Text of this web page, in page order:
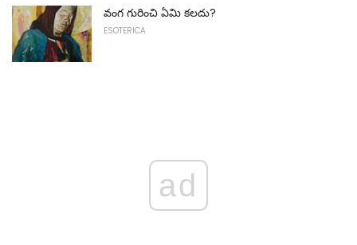
వంగ గురించి ఏమి కలదు?
ESOTERICA
ad